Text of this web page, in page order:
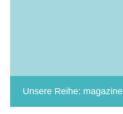
Unsere Reihe: magazine